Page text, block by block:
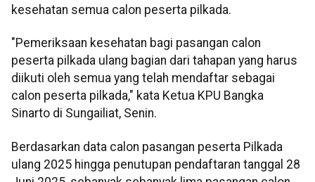
kesehatan semua calon peserta pilkada.
"Pemeriksaan kesehatan bagi pasangan calon
peserta pilkada ulang bagian dari tahapan yang harus
diikuti oleh semua yang telah mendaftar sebagai
calon peserta pilkada," kata Ketua KPU Bangka
Sinarto di Sungailiat, Senin.
Berdasarkan data calon pasangan peserta Pilkada
ulang 2025 hingga penutupan pendaftaran tanggal 28